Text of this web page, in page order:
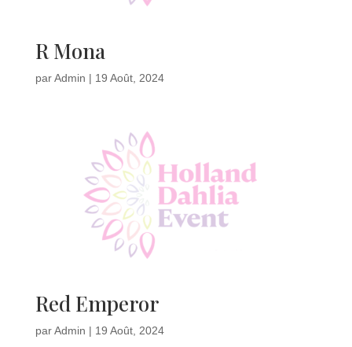
R Mona
parAdmin | 19 Août, 2024
Red Emperor
parAdmin | 19 Août, 2024